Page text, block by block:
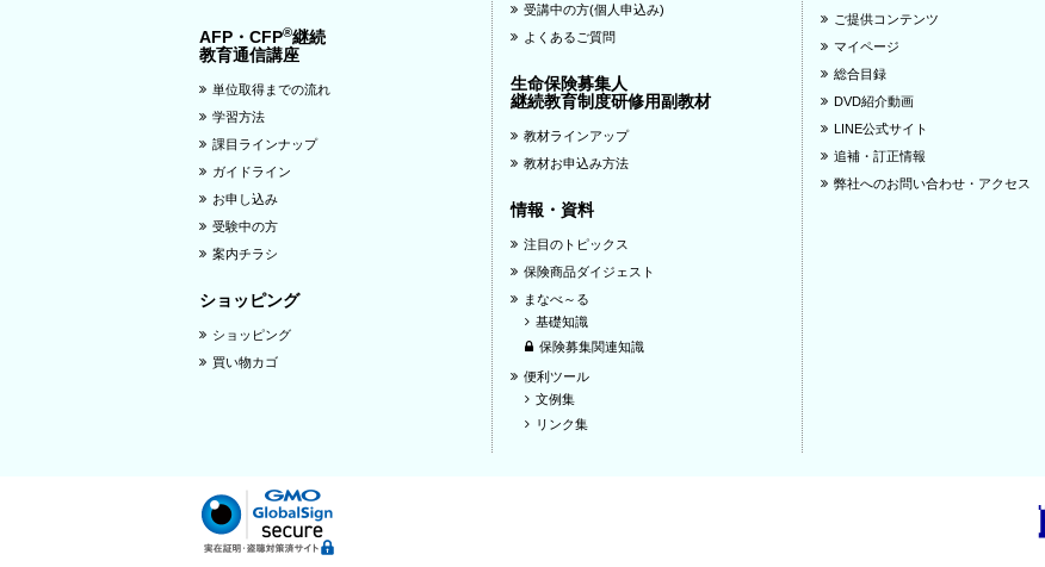
AFP・CFP®継続
教育通信講座
単位取得までの流れ
学習方法
課目ラインナップ
ガイドライン
お申し込み
受験中の方
案内チラシ
ショッピング
ショッピング
買い物カゴ
受講中の方(個人申込み)
よくあるご質問
生命保険募集人
継続教育制度研修用副教材
教材ラインアップ
教材お申込み方法
情報・資料
注目のトピックス
保険商品ダイジェスト
まなべ～る
基礎知識
保険募集関連知識
便利ツール
文例集
リンク集
ご提供コンテンツ
マイページ
総合目録
DVD紹介動画
LINE公式サイト
追補・訂正情報
弊社へのお問い合わせ・アクセス